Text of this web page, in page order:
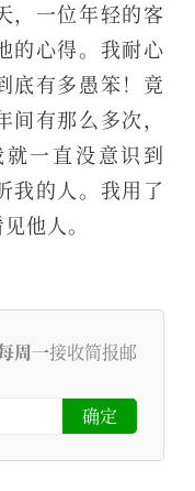
，一位年轻的客
的心得。我耐心
底有多愚笨！竟
有那么多次，
一直没意识到
我的人。我用了
他人。
周一接收简报邮